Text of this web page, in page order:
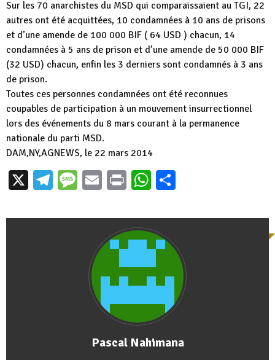
Sur les 70 anarchistes du MSD qui comparaissaient au TGI, 22
autres ont été acquittées, 10 condamnées à 10 ans de prisons
et d’une amende de 100 000 BIF ( 64 USD ) chacun, 14
condamnées à 5 ans de prison et d’une amende de 50 000 BIF
(32 USD) chacun, enfin les 3 derniers sont condamnés à 3 ans
de prison.
Toutes ces personnes condamnées ont été reconnues
coupables de participation à un mouvement insurrectionnel
lors des événements du 8 mars courant à la permanence
nationale du parti MSD.
DAM,NY,AGNEWS, le 22 mars 2014
X Telegram
Message
EmailPrintWhatsApp
Pascal Nahimana